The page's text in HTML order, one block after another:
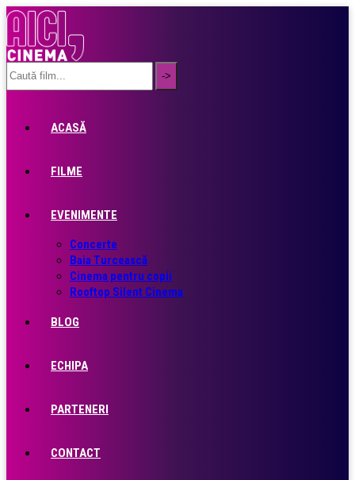
ACASĂ
FILME
EVENIMENTE
Concerte
Baia Turcească
Cinema pentru copii
Rooftop Silent Cinema
BLOG
ECHIPA
PARTENERI
CONTACT